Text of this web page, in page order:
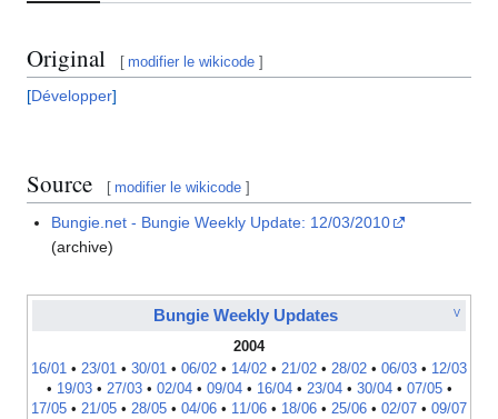
Original [ modifier le wikicode ]
Développer
Source [ modifier le wikicode ]
Bungie.net - Bungie Weekly Update: 12/03/2010
(archive)
V
Bungie Weekly Updates
2004
16/01 • 23/01 • 30/01 • 06/02 • 14/02 • 21/02 • 28/02 • 06/03 • 12/03
• 19/03• 27/03• 02/04• 09/04• 16/04• 23/04• 30/04• 07/05•
17/05 • 21/05 • 28/05 • 04/06 • 11/06 • 18/06 • 25/06 • 02/07 • 09/07